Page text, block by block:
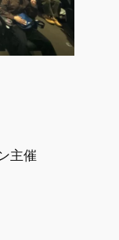
主催